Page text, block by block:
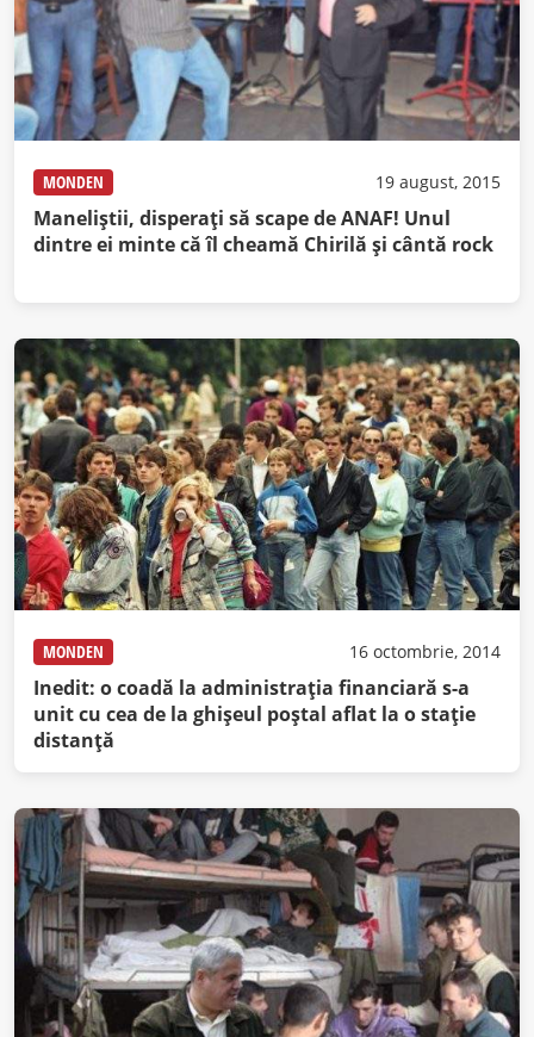
MONDEN 19 august, 2015
Maneliştii, disperaţi să scape de ANAF! Unul
dintre ei minte că îl cheamă Chirilă şi cântă rock
MONDEN 16 octombrie, 2014
Inedit: o coadă la administrația financiară s-a
unit cu cea de la ghișeul poștal aflat la o stație
distanță